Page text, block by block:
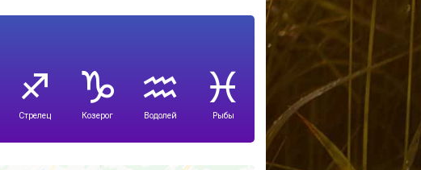
Стрелец Козерог Водолей Рыбы